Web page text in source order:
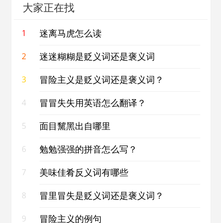
大家正在找
1 迷离马虎怎么读
2 迷迷糊糊是贬义词还是褒义词
3 冒险主义是贬义词还是褒义词？
4 冒冒失失用英语怎么翻译？
5 面目黧黑出自哪里
6 勉勉强强的拼音怎么写？
7 美味佳肴反义词有哪些
8 冒里冒失是贬义词还是褒义词？
9 冒险主义的例句